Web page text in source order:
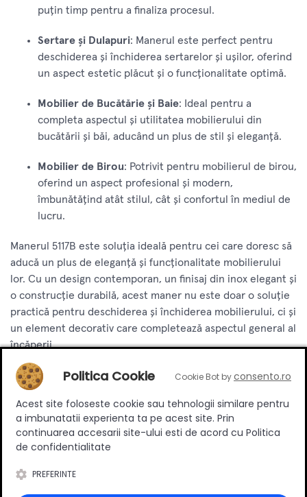
puțin timp pentru a finaliza procesul.
Sertare și Dulapuri: Manerul este perfect pentru
deschiderea și închiderea sertarelor și ușilor, oferind
un aspect estetic plăcut și o funcționalitate optimă.
Mobilier de Bucătărie și Baie: Ideal pentru a
completa aspectul și utilitatea mobilierului din
bucătării și băi, aducând un plus de stil și eleganță.
Mobilier de Birou: Potrivit pentru mobilierul de birou,
oferind un aspect profesional și modern,
îmbunătățind atât stilul, cât și confortul în mediul de
lucru.
Manerul 5117B este soluția ideală pentru cei care doresc să
aducă un plus de eleganță și funcționalitate mobilierului
lor. Cu un design contemporan, un finisaj din inox elegant și
o construcție durabilă, acest maner nu este doar o soluție
practică pentru deschiderea și închiderea mobilierului, ci și
un element decorativ care completează aspectul general al
încăperii.
Specificatii
Tip
Stil
Politica Cookie Cookie Bot byconsento.ro
Acest site foloseste cookie sau tehnologii similare pentru
a imbunatatii experienta ta pe acest site. Prin
continuarea accesarii site-ului esti de acord cu Politica
de confidentialitate
PREFERINTE